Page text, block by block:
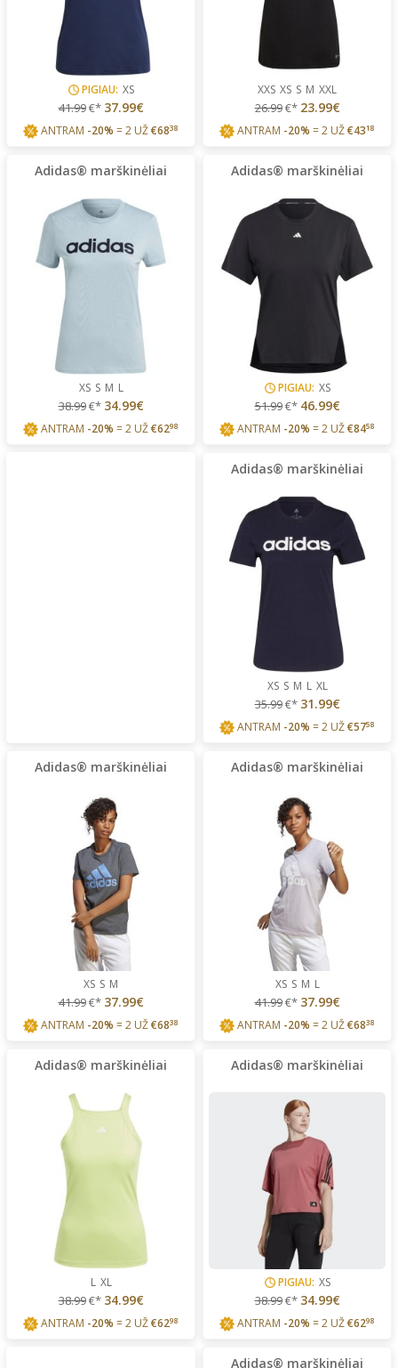
PIGIAU: XS
41.99€* 37.99€
ANTRAM -20% = 2 UŽ€6838
XXS XS S M XXL
26.99€* 23.99€
ANTRAM -20% = 2 UŽ€4318
Adidas® marškinėliai
XS S M L
38.99€* 34.99€
ANTRAM -20% = 2 UŽ€6298
Adidas® marškinėliai
PIGIAU: XS
51.99€* 46.99€
ANTRAM -20% = 2 UŽ€8458
Adidas® marškinėliai
XS S M L XL
35.99€* 31.99€
ANTRAM -20% = 2 UŽ€5758
Adidas® marškinėliai
XS S M
41.99€* 37.99€
ANTRAM -20% = 2 UŽ€6838
Adidas® marškinėliai
XS S M L
41.99€* 37.99€
ANTRAM -20% = 2 UŽ€6838
Adidas® marškinėliai
L XL
38.99€* 34.99€
ANTRAM -20% = 2 UŽ€6298
Adidas® marškinėliai
PIGIAU: XS
38.99€* 34.99€
ANTRAM -20% = 2 UŽ€6298
Adidas® marškinėliai